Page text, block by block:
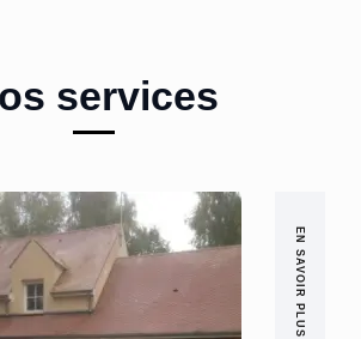
services
EN SAVOIR PLUS